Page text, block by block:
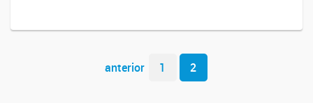
Navegador de artículos
anterior 1 2